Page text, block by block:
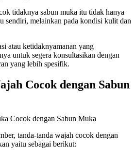
tidaknya sabun muka itu tidak hanya
sendiri, melainkan pada kondisi kulit dan
atau ketidaknyamanan yang
untuk segera konsultasikan dengan
yang lebih spesifik.
Cocok dengan Sabun
tanda-tanda wajah cocok dengan
yaitu sebagai berikut: